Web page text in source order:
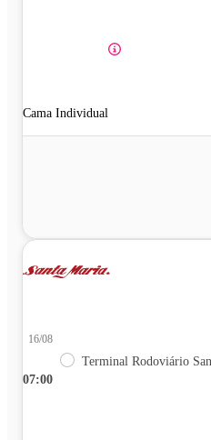
Cama Individual
07:00
16/08
Terminal Rodoviário